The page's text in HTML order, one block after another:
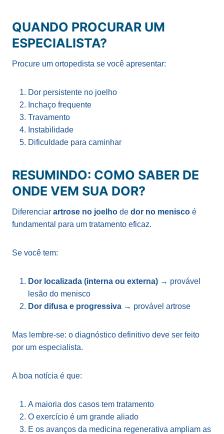
QUANDO PROCURAR UM
ESPECIALISTA?
Procure um ortopedista se você apresentar:
Dor persistente no joelho
Inchaço frequente
Travamento
Instabilidade
Dificuldade para caminhar
RESUMINDO: COMO SABER DE
ONDE VEM SUA DOR?
Diferenciar artrose no joelho de dor no menisco é
fundamental para um tratamento eficaz.
Se você tem:
Dor localizada (interna ou externa) → provável
lesão do menisco
Dor difusa e progressiva → provável artrose
Mas lembre-se: o diagnóstico definitivo deve ser feito
por um especialista.
A boa notícia é que:
A maioria dos casos tem tratamento
O exercício é um grande aliado
E os avanços da medicina regenerativa ampliam as